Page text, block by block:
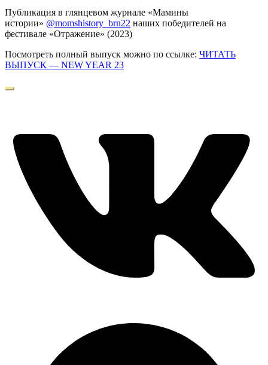
Публикация в глянцевом журнале «Мамины
истории» @momshistory_brn22 наших победителей на
фестивале «Отражение» (2023)
Посмотреть полный выпуск можно по ссылке: ЧИТАТЬ
ВЫПУСК — NEW YEAR 23